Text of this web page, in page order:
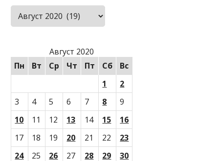
Архивы
Август 2020
Пн
Вт Ср Чт Пт Сб
Вс
1
2
3
4 5 6 7 8
9
10
11 12 13 14 15
16
17
18 19 20 21 22
23
24
25 26 27 28 29 30